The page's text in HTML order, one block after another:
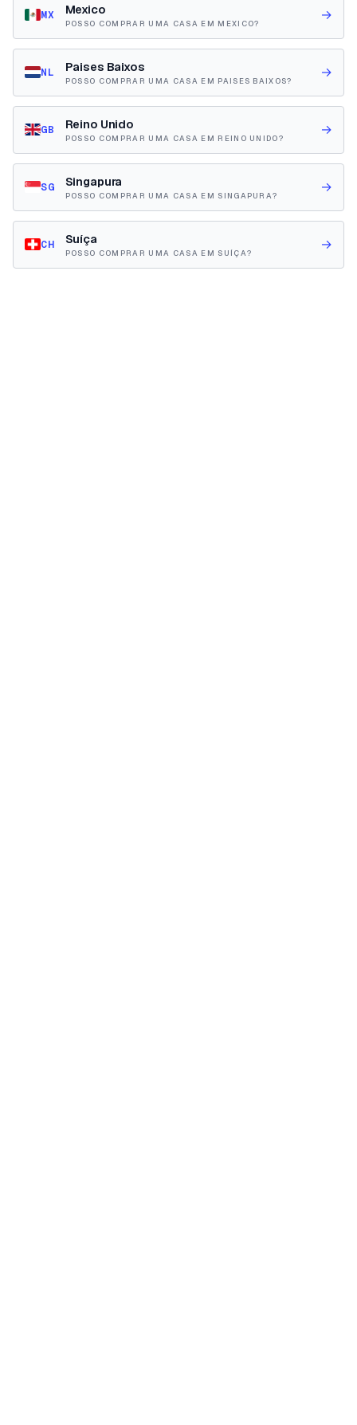
MX Mexico
POSSO COMPRAR UMA CASA EM MEXICO? →
NL Paises Baixos
POSSO COMPRAR UMA CASA EM PAISES BAIXOS? →
GB Reino Unido
POSSO COMPRAR UMA CASA EM REINO UNIDO? →
SG Singapura
POSSO COMPRAR UMA CASA EM SINGAPURA? →
CH Suíça
POSSO COMPRAR UMA CASA EM SUÍÇA? →